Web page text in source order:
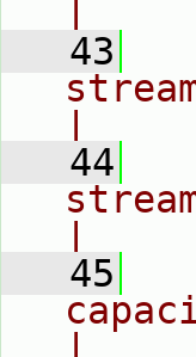
   43
   44
   45